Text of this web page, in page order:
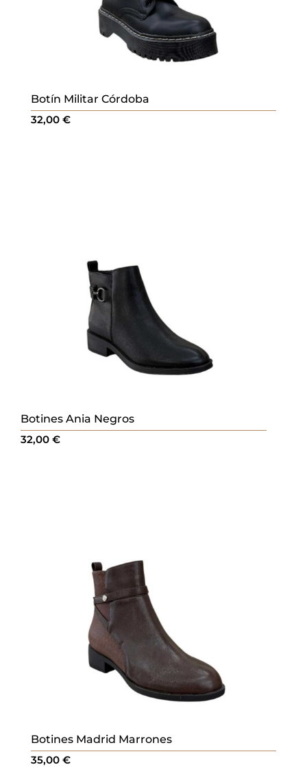
Botín Militar Córdoba
32,00 €
Botines Ania Negros
32,00€
Botines Madrid Marrones
35,00 €